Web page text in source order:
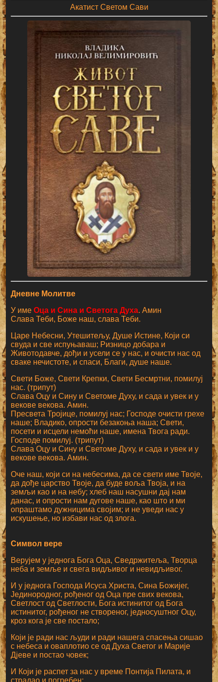
Акатист Светом Сави
Дневне Молитве
У имеОца и Сина и Светога Духа. Амин
Слава Теби, Боже наш, слава Теби.
Царе Небесни, Утешитељу, Душе Истине, Који си
свуда и све испуњаваш; Ризницо добара и
Животодавче, дођи и усели се у нас, и очисти нас од
сваке нечистоте, и спаси, Благи, душе наше.
Свети Боже, Свети Крепки, Свети Бесмртни, помилуј
нас. (трипут)
Слава Оцу и Сину и Светоме Духу, и сада и увек и у
векове векова. Амин.
Пресвета Тројице, помилуј нас; Господе очисти грехе
наше; Владико, опрости безакоња наша; Свети,
посети и исцели немоћи наше, имена Твога ради.
Господе помилуј. (трипут)
Слава Оцу и Сину и Светоме Духу, и сада и увек и у
векове векова. Амин.
Оче наш, који си на небесима, да се свети име Твоје,
да дође царство Твоје, да буде воља Твоја, и на
земљи као и на небу; хлеб наш насушни дај нам
данас, и опрости нам дугове наше, као што и ми
опраштамо дужницима својим; и не уведи нас у
искушење, но избави нас од злога.
Символ вере
Верујем у једнога Бога Оца, Сведржитеља, Творца
неба и земље и свега видљивог и невидљивог.
И у једнога Господа Исуса Христа, Сина Божијег,
Јединородног, рођеног од Оца пре свих векова,
Светлост од Светлости, Бога истинитог од Бога
истинитог, рођеног не створеног, једносуштног Оцу,
кроз кога је све постало;
Који је ради нас људи и ради нашега спасења сишао
с небеса и оваплотио се од Духа Светог и Марије
Дјеве и постао човек;
И Који је распет за нас у време Понтија Пилата, и